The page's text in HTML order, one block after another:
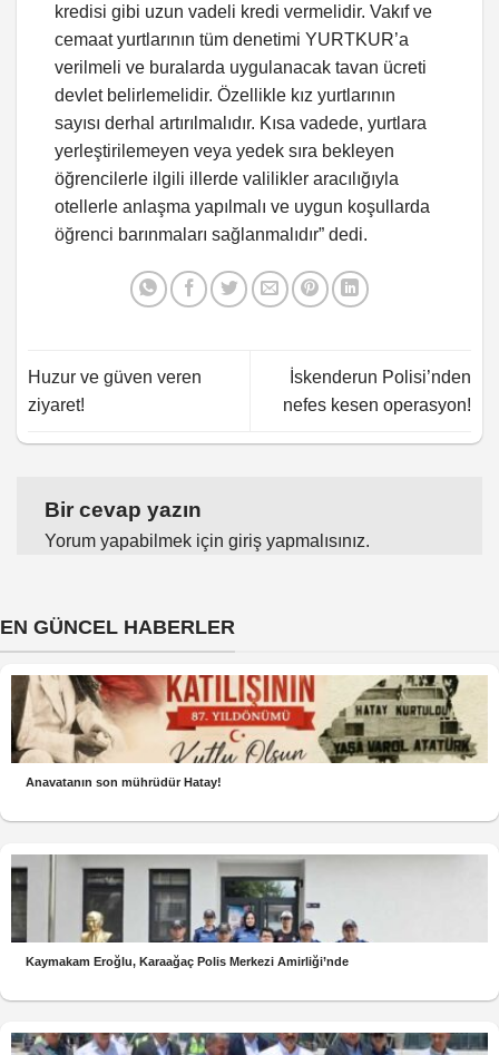
kredisi gibi uzun vadeli kredi vermelidir. Vakıf ve
cemaat yurtlarının tüm denetimi YURTKUR’a
verilmeli ve buralarda uygulanacak tavan ücreti
devlet belirlemelidir. Özellikle kız yurtlarının
sayısı derhal artırılmalıdır. Kısa vadede, yurtlara
yerleştirilemeyen veya yedek sıra bekleyen
öğrencilerle ilgili illerde valilikler aracılığıyla
otellerle anlaşma yapılmalı ve uygun koşullarda
öğrenci barınmaları sağlanmalıdır” dedi.
Huzur ve güven veren
ziyaret!
İskenderun Polisi’nden
nefes kesen operasyon!
Bir cevap yazın
Yorum yapabilmek için giriş yapmalısınız.
EN GÜNCEL HABERLER
Anavatanın son mührüdür Hatay!
Kaymakam Eroğlu, Karaağaç Polis Merkezi Amirliği’nde